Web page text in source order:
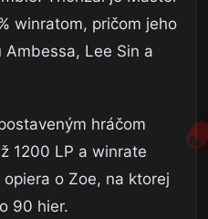
winratom, pričom jeho
Lee Sin a
hráčom
1200 LP a winrate
o Zoe, na ktorej
90 hier.